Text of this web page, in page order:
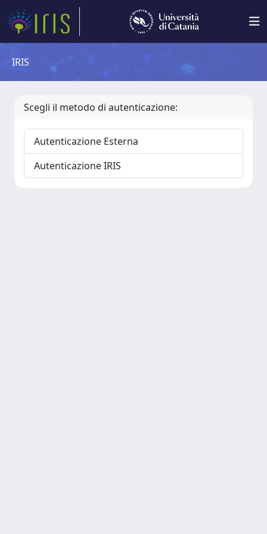
IRIS
Scegli il metodo di autenticazione:
Autenticazione Esterna
Autenticazione IRIS